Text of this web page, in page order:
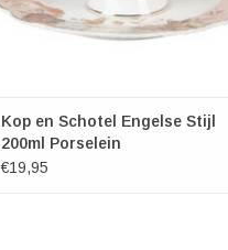
Kop en Schotel Engelse Stijl
200ml Porselein
€19,95